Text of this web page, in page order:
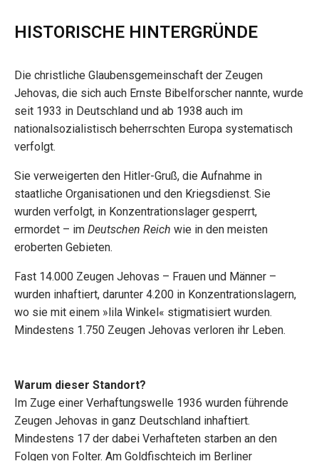
HISTORISCHE HINTERGRÜNDE
Die christliche Glaubensgemeinschaft der Zeugen
Jehovas, die sich auch Ernste Bibelforscher nannte, wurde
seit 1933 in Deutschland und ab 1938 auch im
nationalsozialistisch beherrschten Europa systematisch
verfolgt.
Sie verweigerten den Hitler-Gruß, die Aufnahme in
staatliche Organisationen und den Kriegsdienst. Sie
wurden verfolgt, in Konzentrationslager gesperrt,
ermordet – im Deutschen Reich wie in den meisten
eroberten Gebieten.
Fast 14.000 Zeugen Jehovas – Frauen und Männer –
wurden inhaftiert, darunter 4.200 in Konzentrationslagern,
wo sie mit einem »lila Winkel« stigmatisiert wurden.
Mindestens 1.750 Zeugen Jehovas verloren ihr Leben.
Warum dieser Standort?
Im Zuge einer Verhaftungswelle 1936 wurden führende
Zeugen Jehovas in ganz Deutschland inhaftiert.
Mindestens 17 der dabei Verhafteten starben an den
Folgen von Folter. Am Goldfischteich im Berliner